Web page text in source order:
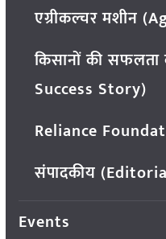
एग्रीकल्चर मशीन
किसानों की
Success Story)
Reliance
संपादकीय
Events